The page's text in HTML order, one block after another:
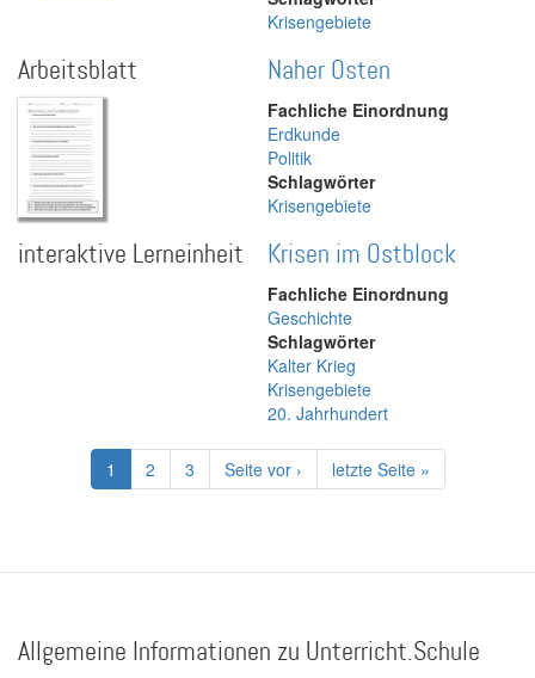
Krisengebiete
Arbeitsblatt Naher Osten
Fachliche Einordnung
Erdkunde
Politik
Schlagwörter
Krisengebiete
interaktive Lerneinheit Krisen im Ostblock
Fachliche Einordnung
Geschichte
Schlagwörter
Kalter Krieg
Krisengebiete
20. Jahrhundert
Seitennummerierung
Aktuelle
Seite
1 Page
2 Page
3
Nächste
Seite
Seite vor ›
Letzte
Seite
letzte Seite »
Allgemeine Informationen zu Unterricht.Schule